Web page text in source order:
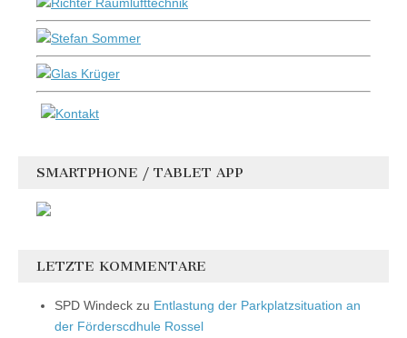
SMARTPHONE / TABLET APP
LETZTE KOMMENTARE
SPD Windeck zu Entlastung der Parkplatzsituation an
der Förderscdhule Rossel